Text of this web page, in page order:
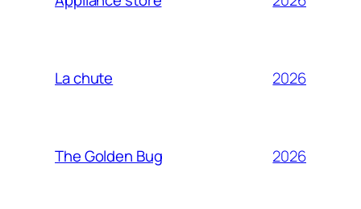
La chute 2026
The Golden Bug 2026